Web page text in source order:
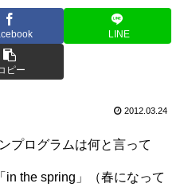
LINE
ピー
2012.03.24
プログラムは何と言って
in the spring」（春になって